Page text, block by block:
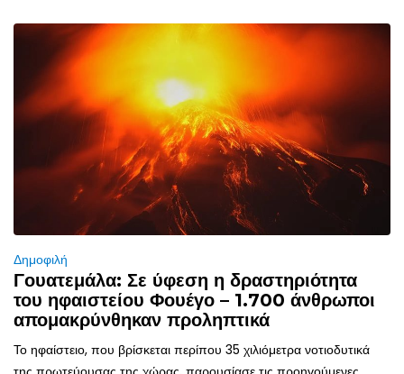
Δημοφιλή
Γουατεμάλα: Σε ύφεση η δραστηριότητα
του ηφαιστείου Φουέγο – 1.700 άνθρωποι
απομακρύνθηκαν προληπτικά
Το ηφαίστειο, που βρίσκεται περίπου 35 χιλιόμετρα νοτιοδυτικά